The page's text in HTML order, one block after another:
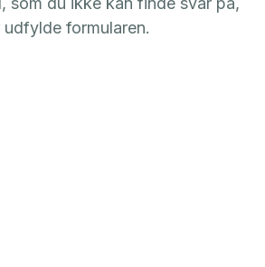
formularen.